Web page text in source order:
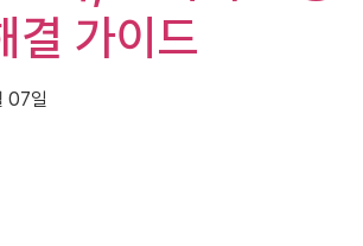
결 가이드
07일